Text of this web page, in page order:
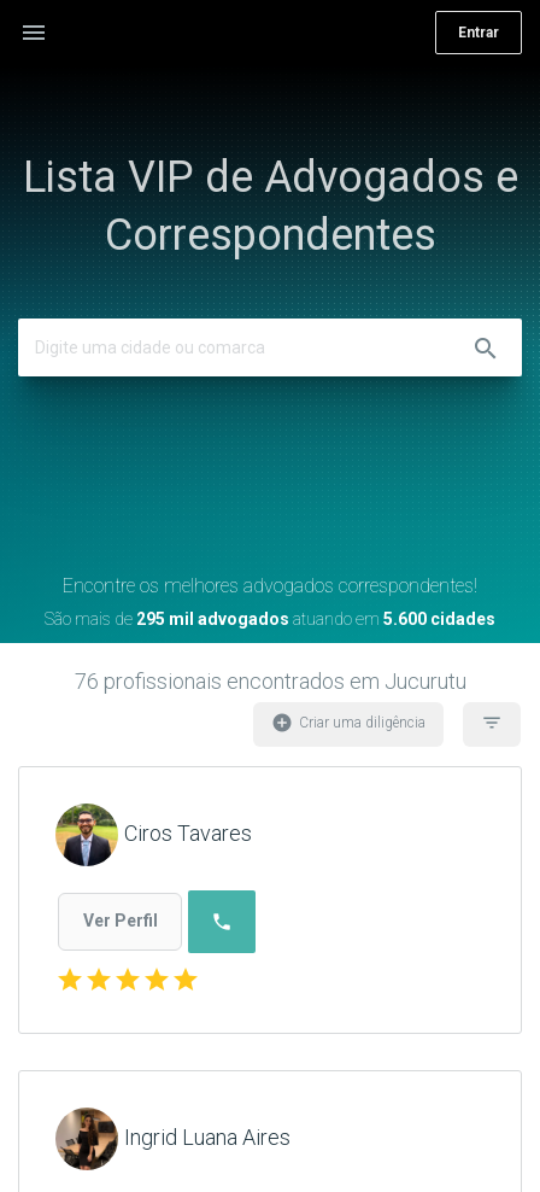
menu Entrar
Lista VIP de Advogados e
Correspondentes
search
Encontre os melhores advogados correspondentes!
São mais de 295 mil advogados atuando em 5.600 cidades
76 profissionais encontrados em Jucurutu
filter_list
add_circle Criar uma diligência
Ciros Tavares
Ver Perfil phone
starstarstarstarstar
Ingrid Luana Aires